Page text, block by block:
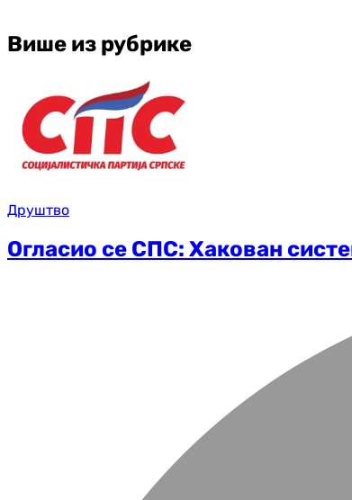
Више из рубрике
Друштво
Огласио се СПС: Хакован